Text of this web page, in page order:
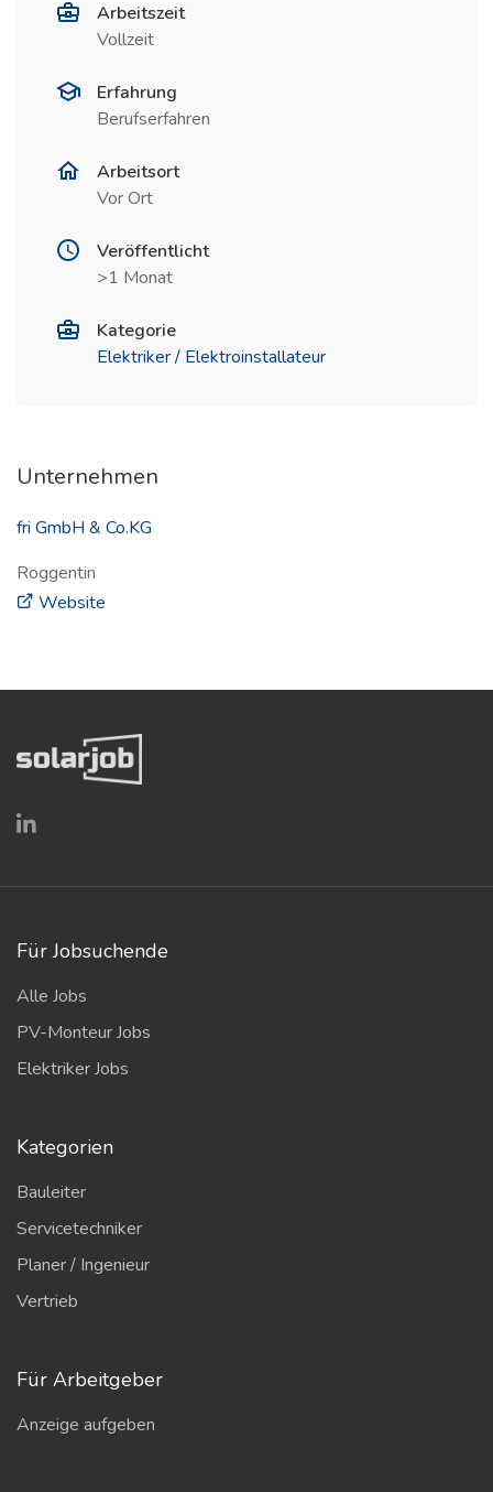
Arbeitszeit
Vollzeit
Erfahrung
Berufserfahren
Arbeitsort
Vor Ort
Veröffentlicht
>1 Monat
Kategorie
Elektriker / Elektroinstallateur
Unternehmen
fri GmbH & Co.KG
Roggentin
Website
Für Jobsuchende
Alle Jobs
PV-Monteur Jobs
Elektriker Jobs
Kategorien
Bauleiter
Servicetechniker
Planer / Ingenieur
Vertrieb
Für Arbeitgeber
Anzeige aufgeben